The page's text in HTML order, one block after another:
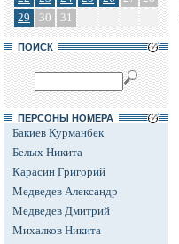
29
30 31
ПОИСК
ПЕРСОНЫ НОМЕРА
Бакиев Курманбек
Белых Никита
Карасин Григорий
Медведев Александр
Медведев Дмитрий
Михалков Никита